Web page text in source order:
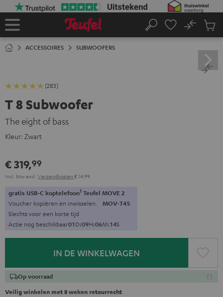
Home
Zoeken
No
ACCESSOIRES SUBWOOFERS
(283)
T 8 Subwoofer
The eight of bass
Kleur: Zwart
€ 319,99
Incl. btwexcl. Verzendkosten € 14,99
gratis USB-C koptelefoon1 Teufel MOVE 2
Voucher kopiëren en inwisselen. MOV-T4S
Slechts voor een korte tijd
Actie nog beschikbaar01D:09H:06M:13S
IN DE WINKELWAGEN
Op voorraad
Veilig winkelen met 8 weken retourrecht